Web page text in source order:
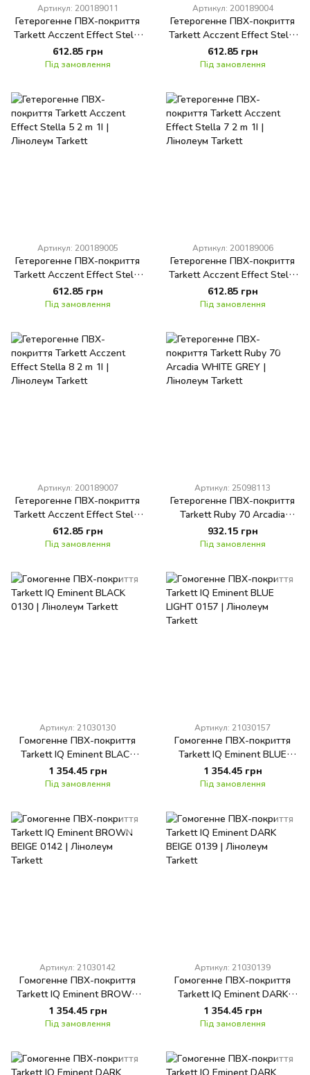
Артикул: 200189011
Гетерогенне ПВХ-покриття
Tarkett Acczent Effect Stella
15 2 m 1I
612.85 грн
Під замовлення
Артикул: 200189004
Гетерогенне ПВХ-покриття
Tarkett Acczent Effect Stella
3 2 m 1I
612.85 грн
Під замовлення
Артикул: 200189005
Гетерогенне ПВХ-покриття
Tarkett Acczent Effect Stella
5 2 m 1I
612.85 грн
Під замовлення
Артикул: 200189006
Гетерогенне ПВХ-покриття
Tarkett Acczent Effect Stella
7 2 m 1I
612.85 грн
Під замовлення
Артикул: 200189007
Гетерогенне ПВХ-покриття
Tarkett Acczent Effect Stella
8 2 m 1I
612.85 грн
Під замовлення
Артикул: 25098113
Гетерогенне ПВХ-покриття
Tarkett Ruby 70 Arcadia
WHITE GREY
932.15 грн
Під замовлення
Артикул: 21030130
Гомогенне ПВХ-покриття
Tarkett IQ Eminent BLACK
0130
1 354.45 грн
Під замовлення
Артикул: 21030157
Гомогенне ПВХ-покриття
Tarkett IQ Eminent BLUE
LIGHT 0157
1 354.45 грн
Під замовлення
Артикул: 21030142
Гомогенне ПВХ-покриття
Tarkett IQ Eminent BROWN
BEIGE 0142
1 354.45 грн
Під замовлення
Артикул: 21030139
Гомогенне ПВХ-покриття
Tarkett IQ Eminent DARK
BEIGE 0139
1 354.45 грн
Під замовлення